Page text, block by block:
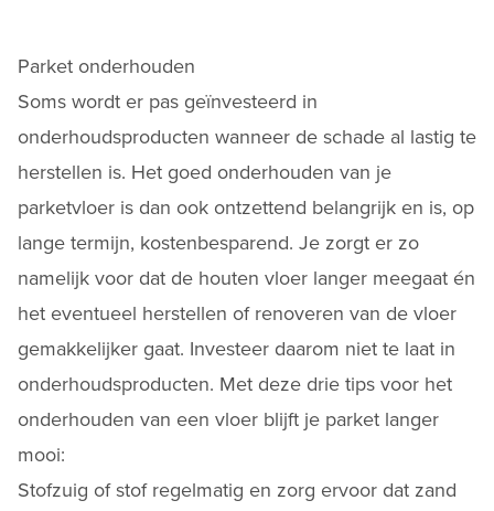
Parket onderhouden
Soms wordt er pas geïnvesteerd in
onderhoudsproducten wanneer de schade al lastig te
herstellen is. Het goed onderhouden van je
parketvloer is dan ook ontzettend belangrijk en is, op
lange termijn, kostenbesparend. Je zorgt er zo
namelijk voor dat de houten vloer langer meegaat én
het eventueel herstellen of renoveren van de vloer
gemakkelijker gaat. Investeer daarom niet te laat in
onderhoudsproducten. Met deze drie tips voor het
onderhouden van een vloer blijft je parket langer
mooi:
Stofzuig of stof regelmatig en zorg ervoor dat zand